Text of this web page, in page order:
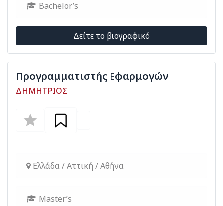
Bachelor’s
Δείτε το βιογραφικό
Προγραμματιστής Εφαρμογών
ΔΗΜΗΤΡΙΟΣ
Ελλάδα / Αττική / Αθήνα
Master’s